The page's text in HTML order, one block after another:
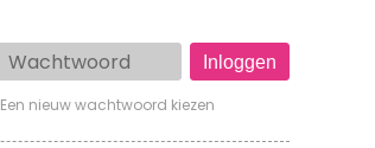
Wachtwoord
Een nieuw wachtwoord kiezen